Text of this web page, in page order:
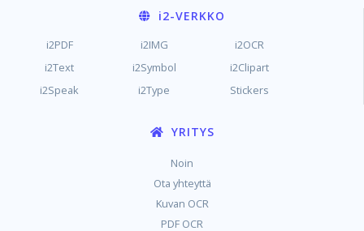
i2-VERKKO
i2PDF i2IMG
i2OCR
i2Text
i2Symbol
i2Clipart
i2Speak
i2Type Stickers
YRITYS
Noin
Ota yhteyttä
Kuvan OCR
PDF OCR